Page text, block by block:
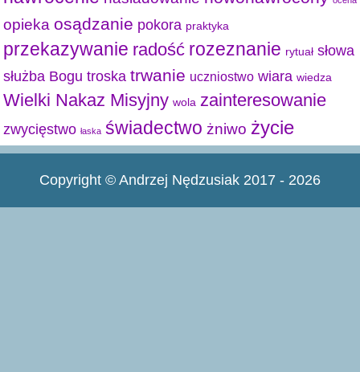
opieka osądzanie pokora praktyka
przekazywanie radość rozeznanie rytuał słowa
służba Bogu troska trwanie uczniostwo wiara wiedza
Wielki Nakaz Misyjny wola zainteresowanie
zwycięstwo łaska świadectwo żniwo życie
Copyright © Andrzej Nędzusiak 2017 - 2026